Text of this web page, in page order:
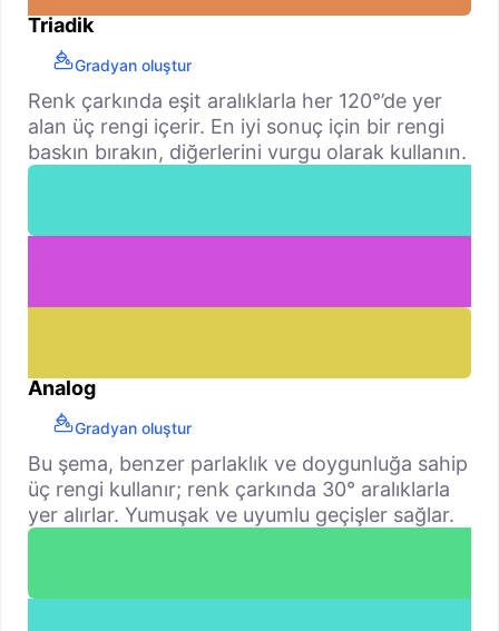
Triadik
Gradyan oluştur
Renk çarkında eşit aralıklarla her 120°’de yer
alan üç rengi içerir. En iyi sonuç için bir rengi
baskın bırakın, diğerlerini vurgu olarak kullanın.
Analog
Gradyan oluştur
Bu şema, benzer parlaklık ve doygunluğa sahip
üç rengi kullanır; renk çarkında 30° aralıklarla
yer alırlar. Yumuşak ve uyumlu geçişler sağlar.